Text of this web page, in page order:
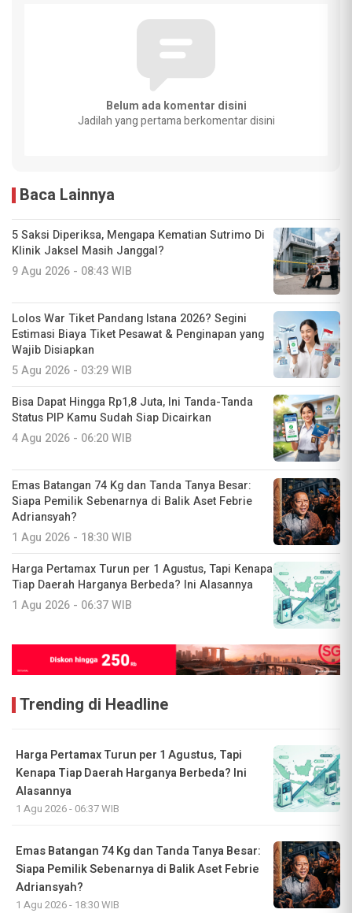
Belum ada komentar disini
Jadilah yang pertama berkomentar disini
Baca Lainnya
5 Saksi Diperiksa, Mengapa Kematian Sutrimo Di
Klinik Jaksel Masih Janggal?
9 Agu 2026 - 08:43 WIB
Lolos War Tiket Pandang Istana 2026? Segini
Estimasi Biaya Tiket Pesawat & Penginapan yang
Wajib Disiapkan
5 Agu 2026 - 03:29 WIB
Bisa Dapat Hingga Rp1,8 Juta, Ini Tanda-Tanda
Status PIP Kamu Sudah Siap Dicairkan
4 Agu 2026 - 06:20 WIB
Emas Batangan 74 Kg dan Tanda Tanya Besar:
Siapa Pemilik Sebenarnya di Balik Aset Febrie
Adriansyah?
1 Agu 2026 - 18:30 WIB
Harga Pertamax Turun per 1 Agustus, Tapi Kenapa
Tiap Daerah Harganya Berbeda? Ini Alasannya
1 Agu 2026 - 06:37 WIB
Trending di Headline
Harga Pertamax Turun per 1 Agustus, Tapi
Kenapa Tiap Daerah Harganya Berbeda? Ini
Alasannya
1 Agu 2026 - 06:37 WIB
Emas Batangan 74 Kg dan Tanda Tanya Besar:
Siapa Pemilik Sebenarnya di Balik Aset Febrie
Adriansyah?
1 Agu 2026 - 18:30 WIB